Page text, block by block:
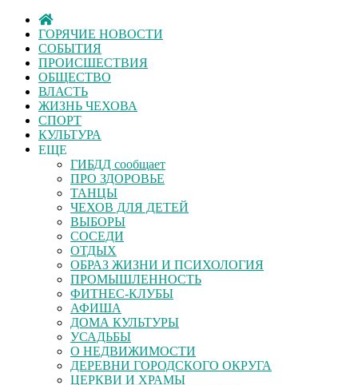
ГОРЯЧИЕ НОВОСТИ
СОБЫТИЯ
ПРОИСШЕСТВИЯ
ОБЩЕСТВО
ВЛАСТЬ
ЖИЗНЬ ЧЕХОВА
СПОРТ
КУЛЬТУРА
ЕЩЕ
ГИБДД сообщает
ПРО ЗДОРОВЬЕ
ТАНЦЫ
ЧЕХОВ ДЛЯ ДЕТЕЙ
ВЫБОРЫ
СОСЕДИ
ОТДЫХ
ОБРАЗ ЖИЗНИ И ПСИХОЛОГИЯ
ПРОМЫШЛЕННОСТЬ
ФИТНЕС-КЛУБЫ
АФИША
ДОМА КУЛЬТУРЫ
УСАДЬБЫ
О НЕДВИЖИМОСТИ
ДЕРЕВНИ ГОРОДСКОГО ОКРУГА
ЦЕРКВИ И ХРАМЫ